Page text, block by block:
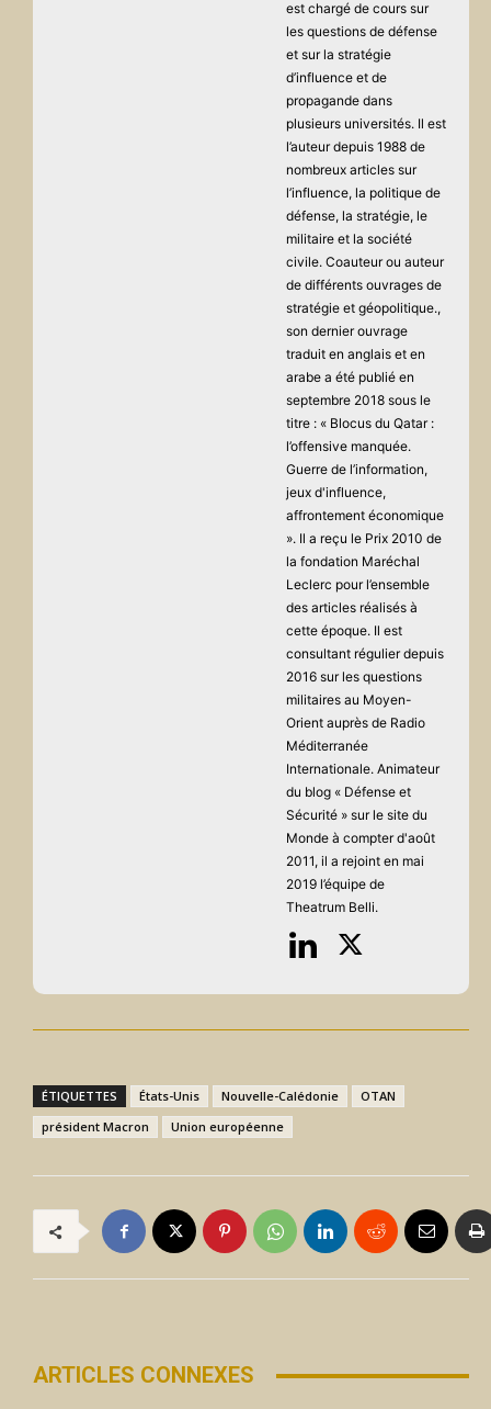
est chargé de cours sur
les questions de défense
et sur la stratégie
d’influence et de
propagande dans
plusieurs universités. Il est
l’auteur depuis 1988 de
nombreux articles sur
l’influence, la politique de
défense, la stratégie, le
militaire et la société
civile. Coauteur ou auteur
de différents ouvrages de
stratégie et géopolitique.,
son dernier ouvrage
traduit en anglais et en
arabe a été publié en
septembre 2018 sous le
titre : « Blocus du Qatar :
l’offensive manquée.
Guerre de l’information,
jeux d'influence,
affrontement économique
». Il a reçu le Prix 2010 de
la fondation Maréchal
Leclerc pour l’ensemble
des articles réalisés à
cette époque. Il est
consultant régulier depuis
2016 sur les questions
militaires au Moyen-
Orient auprès de Radio
Méditerranée
Internationale. Animateur
du blog « Défense et
Sécurité » sur le site du
Monde à compter d'août
2011, il a rejoint en mai
2019 l’équipe de
Theatrum Belli.
ÉTIQUETTES États-Unis Nouvelle-Calédonie
OTAN
président Macron
Union européenne
ARTICLES CONNEXES